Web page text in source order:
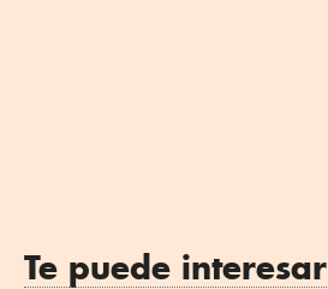
Te puede interesar